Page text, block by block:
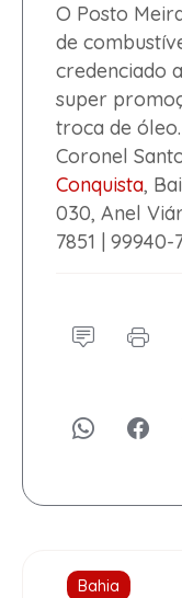
O Posto
de
credenciado
super
troca de
Coronel
Conquista,
030, Anel
7851 | 99940-
Bahia